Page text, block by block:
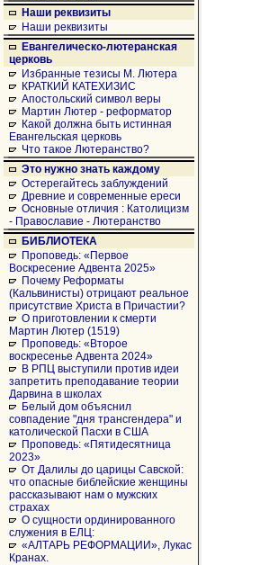
Наши реквизиты
Наши реквизиты
Евангелическо-лютеранская
церковь
Избранные тезисы М. Лютера
КРАТКИЙ КАТЕХИЗИС
Апостольский символ веры
Мартин Лютер - реформатор
Какой должна быть истинная
Евангельская церковь
Что такое Лютеранство?
Это нужно знать каждому
Остерегайтесь заблуждений
Древние и современные ереси
Основные отличия : Католицизм
- Православие - Лютеранство
БИБЛИОТЕКА
Проповедь: «Первое
Воскресение Адвента 2025»
Почему Реформаты
(Кальвинисты) отрицают реальное
присутствие Христа в Причастии?
О приготовлении к смерти
Мартин Лютер (1519)
Проповедь: «Второе
воскресенье Адвента 2024»
В РПЦ выступили против идеи
запретить преподавание теории
Дарвина в школах
Белый дом объяснил
совпадение "дня трансгендера" и
католической Пасхи в США
Проповедь: «Пятидесятница
2023»
От Далилы до царицы Савской:
что опасные библейские женщины
рассказывают нам о мужских
страхах
О сущности ординированного
служения в ЕЛЦ:
«АЛТАРЬ РЕФОРМАЦИИ», Лукас
Кранах.